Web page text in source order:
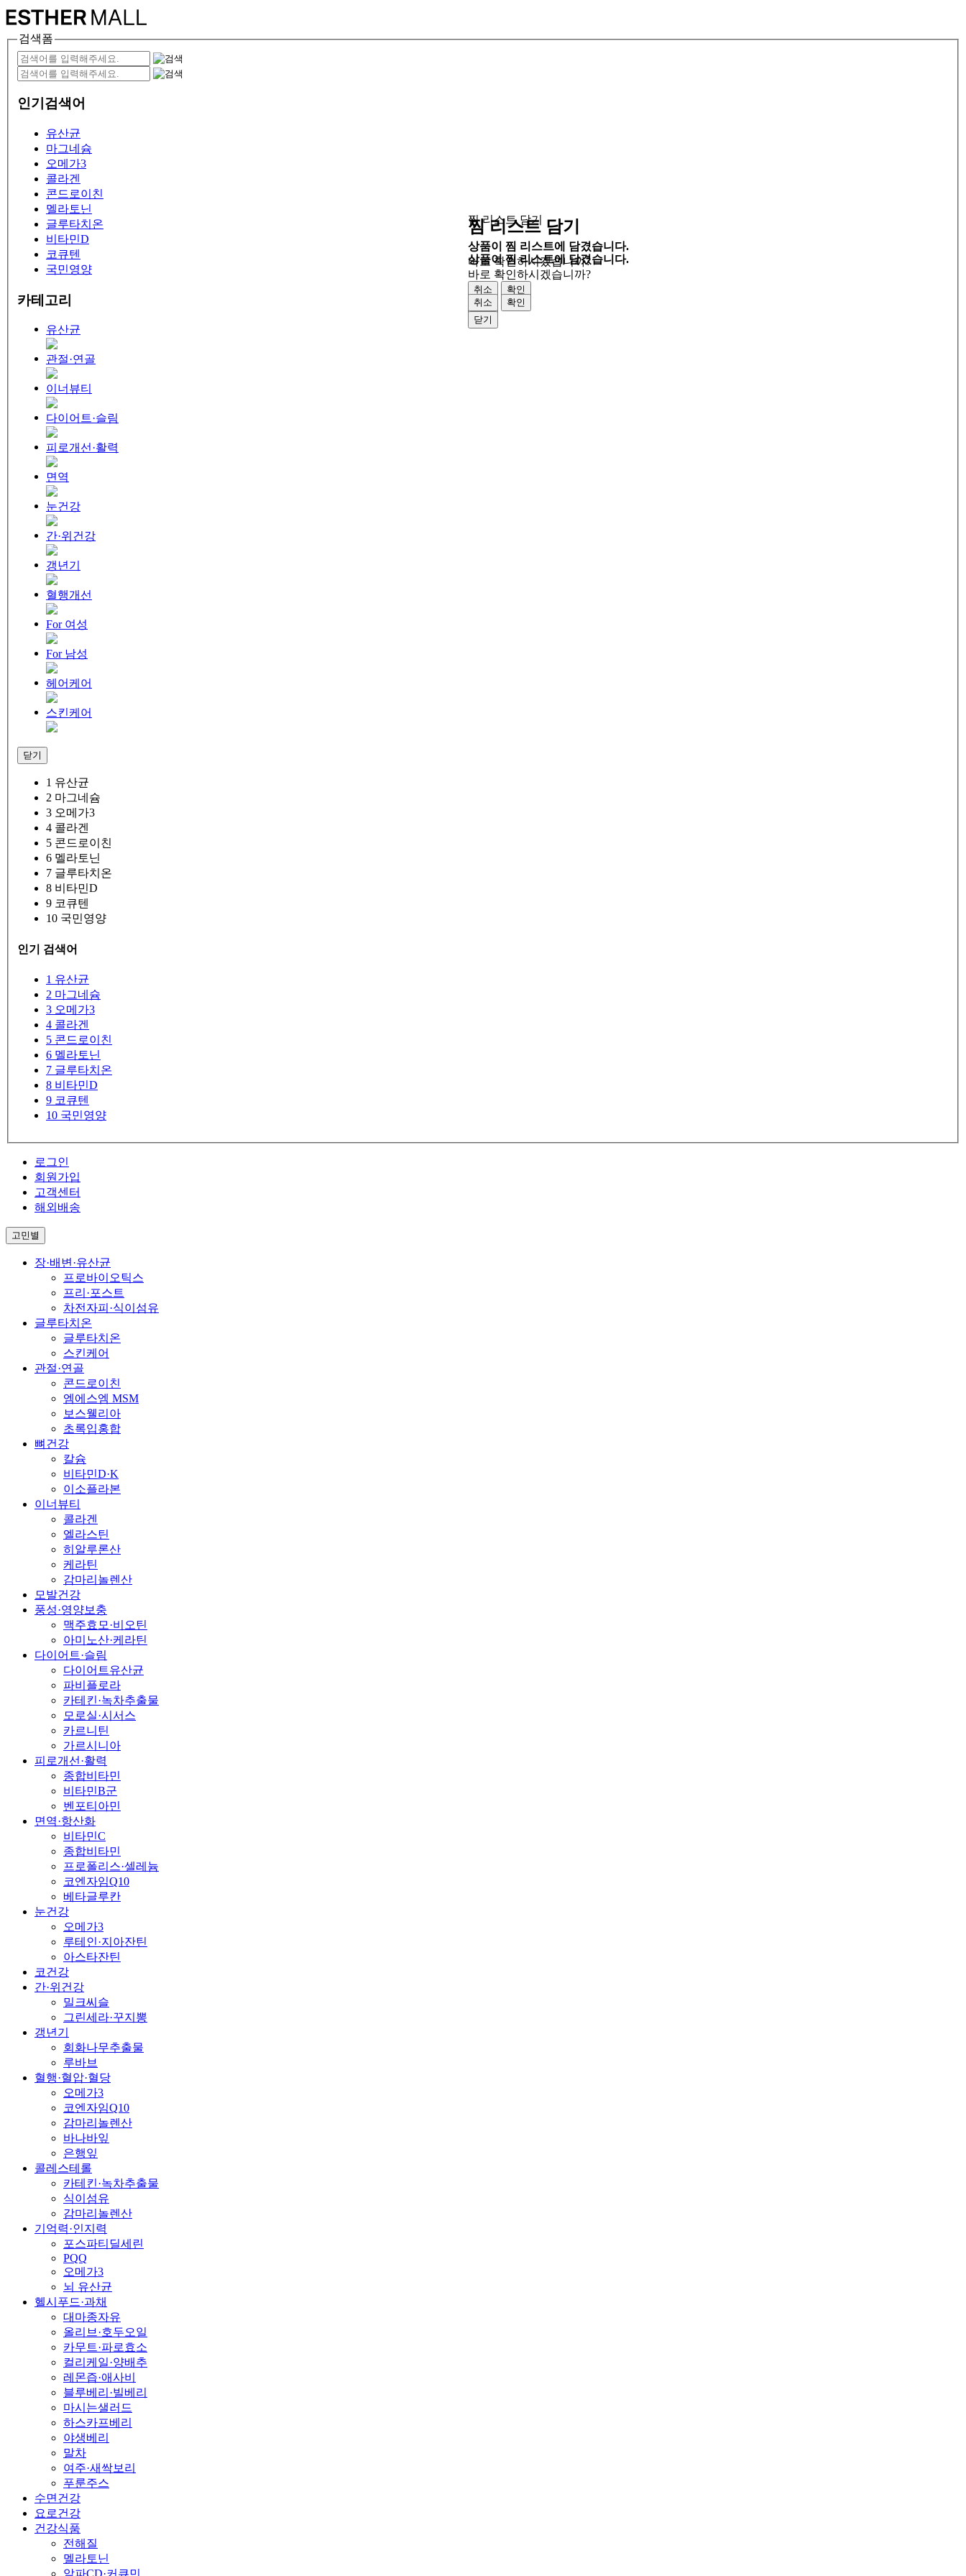
검색폼
인기검색어
유산균
마그네슘
오메가3
콜라겐
콘드로이친
멜라토닌
글루타치온
비타민D
코큐텐
국민영양
카테고리
유산균
관절·연골
이너뷰티
다이어트·슬림
피로개선·활력
면역
눈건강
간·위건강
갱년기
혈행개선
For 여성
For 남성
헤어케어
스킨케어
닫기
1 유산균
2 마그네슘
3 오메가3
4 콜라겐
5 콘드로이친
6 멜라토닌
7 글루타치온
8 비타민D
9 코큐텐
10 국민영양
인기 검색어
1 유산균
2 마그네슘
3 오메가3
4 콜라겐
5 콘드로이친
6 멜라토닌
7 글루타치온
8 비타민D
9 코큐텐
10 국민영양
로그인
회원가입
고객센터
해외배송
고민별
장·배변·유산균
프로바이오틱스
프리·포스트
차전자피·식이섬유
글루타치온
글루타치온
스킨케어
관절·연골
콘드로이친
엠에스엠 MSM
보스웰리아
초록입홍합
뼈건강
칼슘
비타민D·K
이소플라본
이너뷰티
콜라겐
엘라스틴
히알루론산
케라틴
감마리놀렌산
모발건강
풍성·영양보충
맥주효모·비오틴
아미노산·케라틴
다이어트·슬림
다이어트유산균
파비플로라
카테킨·녹차추출물
모로실·시서스
카르니틴
가르시니아
피로개선·활력
종합비타민
비타민B군
벤포티아민
면역·항산화
비타민C
종합비타민
프로폴리스·셀레늄
코엔자임Q10
베타글루칸
눈건강
오메가3
루테인·지아잔틴
아스타잔틴
코건강
간·위건강
밀크씨슬
그린세라·꾸지뽕
갱년기
회화나무추출물
루바브
혈행·혈압·혈당
오메가3
코엔자임Q10
감마리놀렌산
바나바잎
은행잎
콜레스테롤
카테킨·녹차추출물
식이섬유
감마리놀렌산
기억력·인지력
포스파티딜세린
PQQ
오메가3
뇌 유산균
헬시푸드·과채
대마종자유
올리브·호두오일
카무트·파로효소
컬리케일·양배추
레몬즙·애사비
블루베리·빌베리
마시는샐러드
하스카프베리
야생베리
말차
여주·새싹보리
푸룬주스
수면건강
요로건강
건강식품
전해질
멜라토닌
알파CD·커큐민
찜 리스트 담기
상품이 찜 리스트에 담겼습니다.
바로 확인하시겠습니까?
취소
확인
닫기
찜 리스트 담기
상품이 찜 리스트에 담겼습니다.
바로 확인하시겠습니까?
취소
확인
닫기